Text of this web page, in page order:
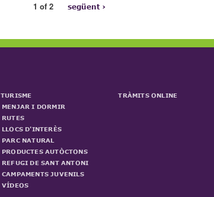
1 of 2 següent ›
TURISME
MENJAR I DORMIR
RUTES
LLOCS D'INTERÈS
PARC NATURAL
PRODUCTES AUTÒCTONS
REFUGI DE SANT ANTONI
CAMPAMENTS JUVENILS
VÍDEOS
TRÀMITS ONLINE